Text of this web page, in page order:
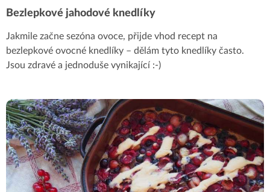
Bezlepkové jahodové knedlíky
Jakmile začne sezóna ovoce, přijde vhod recept na
bezlepkové ovocné knedlíky – dělám tyto knedlíky často.
Jsou zdravé a jednoduše vynikající :-)